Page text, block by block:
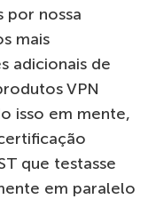
por nossa
mais
adicionais de
VPN
isso em mente,
que testasse
em paralelo